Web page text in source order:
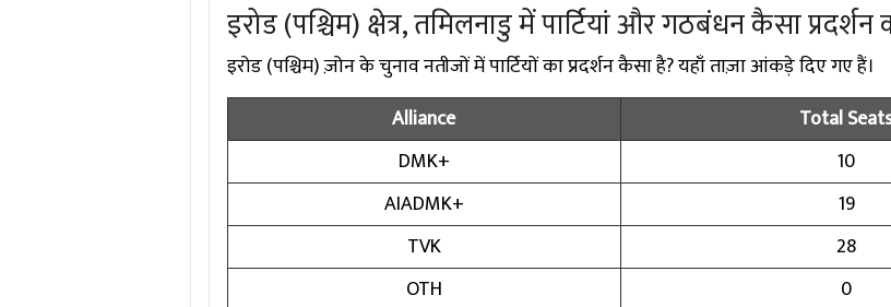
इरोड (पश्चिम) क्षेत्र, तमिलनाडु में पार्टियां और गठबंधन कैसा
इरोड (पश्चिम) ज़ोन के चुनाव नतीजों में पार्टियों का प्रदर्शन कैसा है? यहाँ ताज़ा आंकड़े दिए गए हैं।
Alliance
Total
DMK+
10
AIADMK+
19
TVK
28
OTH
0